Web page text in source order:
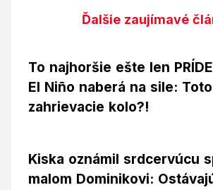
Ďalšie zaujímavé
To najhoršie ešte len
El Niño naberá na sile:
zahrievacie kolo?!
Kiska oznámil srdcervúcu
malom Dominikovi: